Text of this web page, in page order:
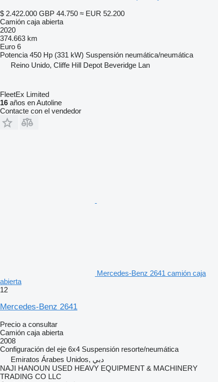
$ 2.422.000 GBP 44.750 ≈ EUR 52.200
Camión caja abierta
2020
374.663 km
Euro 6
Potencia 450 Hp (331 kW) Suspensión neumática/neumática
Reino Unido, Cliffe Hill Depot Beveridge Lan
FleetEx Limited
16 años en Autoline
Contacte con el vendedor
Mercedes-Benz 2641 camión caja
abierta
12
Mercedes-Benz 2641
Precio a consultar
Camión caja abierta
2008
Configuración del eje 6x4 Suspensión resorte/neumática
Emiratos Árabes Unidos, دبي
NAJI HANOUN USED HEAVY EQUIPMENT & MACHINERY
TRADING CO LLC